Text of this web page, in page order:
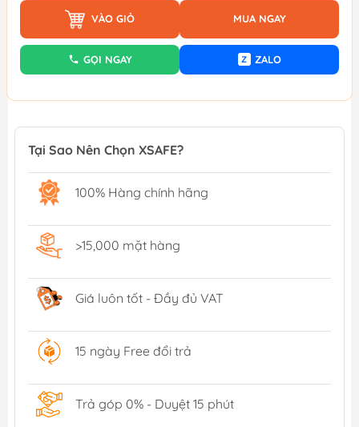
VÀO GIỎ MUA NGAY
GỌI NGAY Z ZALO
Tại Sao Nên Chọn XSAFE?
100% Hàng chính hãng
>15,000 mặt hàng
Giá luôn tốt - Đầy đủ VAT
15 ngày Free đổi trả
Trả góp 0% - Duyệt 15 phút